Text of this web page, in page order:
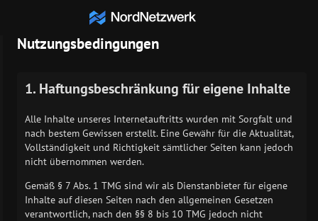
Nutzungsbedingungen
1. Haftungsbeschränkung für eigene Inhalte
Alle Inhalte unseres Internetauftritts wurden mit Sorgfalt und
nach bestem Gewissen erstellt. Eine Gewähr für die Aktualität,
Vollständigkeit und Richtigkeit sämtlicher Seiten kann jedoch
nicht übernommen werden.
Gemäß § 7 Abs. 1 TMG sind wir als Dienstanbieter für eigene
Inhalte auf diesen Seiten nach den allgemeinen Gesetzen
verantwortlich, nach den §§ 8 bis 10 TMG jedoch nicht